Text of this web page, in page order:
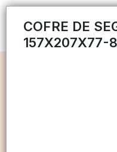
COFRE DE
157X207X77-